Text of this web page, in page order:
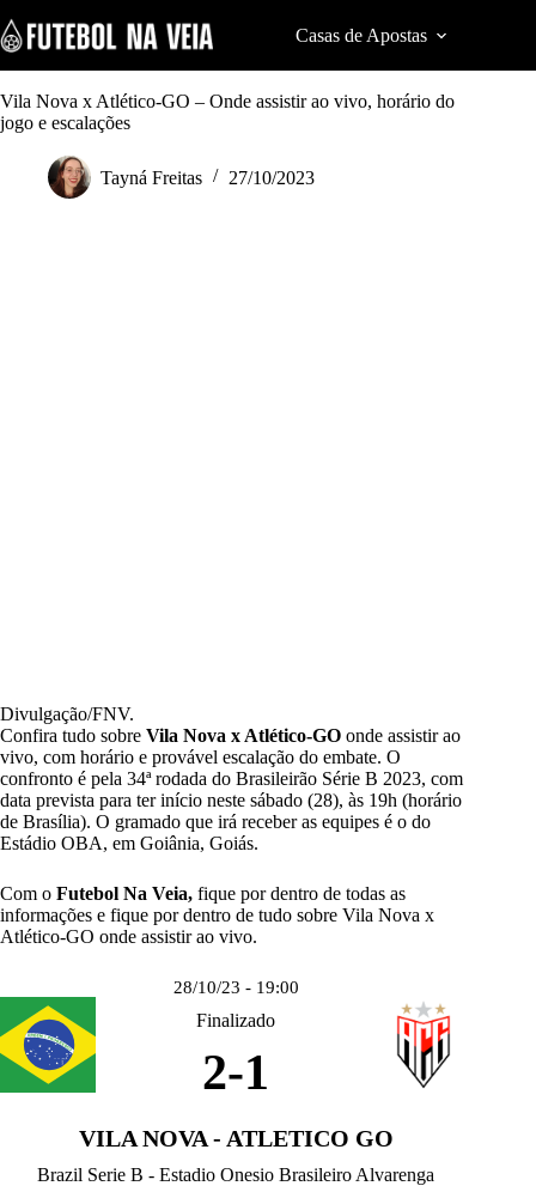
k
i
p
t
o
c
Casas de Apostas
Vila Nova x Atlético-GO – Onde assistir ao vivo, horário do
jogo e escalações
Tayná Freitas 27/10/2023
Divulgação/FNV.
Confira tudo sobre Vila Nova x Atlético-GO onde assistir ao
vivo, com horário e provável escalação do embate. O
confronto é pela 34ª rodada do Brasileirão Série B 2023, com
data prevista para ter início neste sábado (28), às 19h (horário
de Brasília). O gramado que irá receber as equipes é o do
Estádio OBA, em Goiânia, Goiás.
Com o Futebol Na Veia, fique por dentro de todas as
informações e fique por dentro de tudo sobre Vila Nova x
Atlético-GO onde assistir ao vivo.
28/10/23 - 19:00
Finalizado
2-1
VILA NOVA - ATLETICO GO
Brazil Serie B - Estadio Onesio Brasileiro Alvarenga